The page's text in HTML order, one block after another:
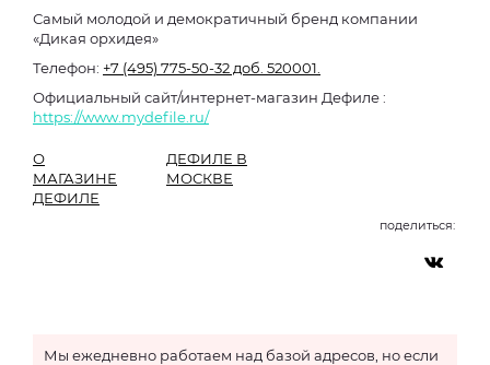
Самый молодой и демократичный бренд компании
«Дикая орхидея»
Телефон: +7 (495) 775-50-32 доб. 520001.
Официальный сайт/интернет-магазин Дефиле :
https://www.mydefile.ru/
О
МАГАЗИНЕ
ДЕФИЛЕ
ДЕФИЛЕ В
МОСКВЕ
поделиться:
Мы ежедневно работаем над базой адресов, но если